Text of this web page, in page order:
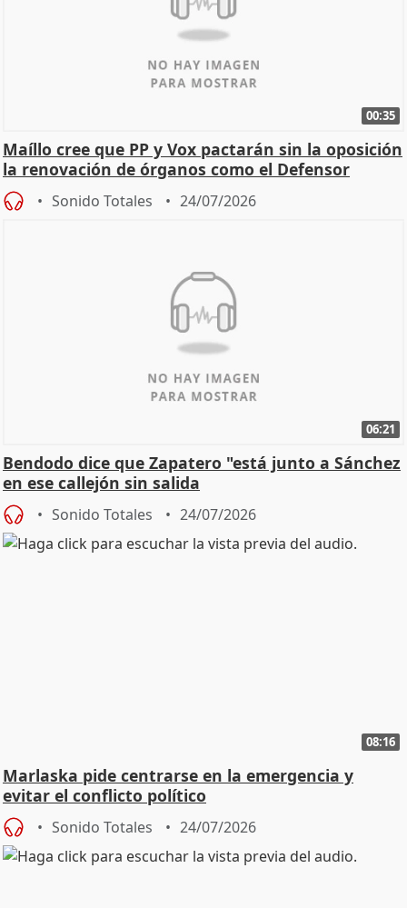
00:35
Maíllo cree que PP y Vox pactarán sin la oposición
la renovación de órganos como el Defensor
Sonido Totales 24/07/2026
06:21
Bendodo dice que Zapatero "está junto a Sánchez
en ese callejón sin salida
Sonido Totales 24/07/2026
08:16
Marlaska pide centrarse en la emergencia y
evitar el conflicto político
Sonido Totales 24/07/2026